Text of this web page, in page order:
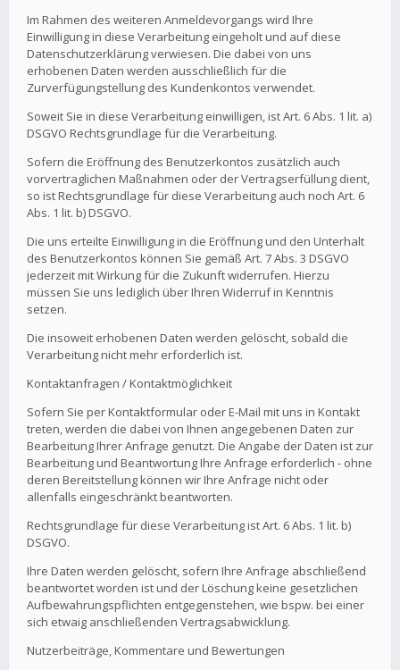
Im Rahmen des weiteren Anmeldevorgangs wird Ihre
Einwilligung in diese Verarbeitung eingeholt und auf diese
Datenschutzerklärung verwiesen. Die dabei von uns
erhobenen Daten werden ausschließlich für die
Zurverfügungstellung des Kundenkontos verwendet.
Soweit Sie in diese Verarbeitung einwilligen, ist Art. 6 Abs. 1 lit. a)
DSGVO Rechtsgrundlage für die Verarbeitung.
Sofern die Eröffnung des Benutzerkontos zusätzlich auch
vorvertraglichen Maßnahmen oder der Vertragserfüllung dient,
so ist Rechtsgrundlage für diese Verarbeitung auch noch Art. 6
Abs. 1 lit. b) DSGVO.
Die uns erteilte Einwilligung in die Eröffnung und den Unterhalt
des Benutzerkontos können Sie gemäß Art. 7 Abs. 3 DSGVO
jederzeit mit Wirkung für die Zukunft widerrufen. Hierzu
müssen Sie uns lediglich über Ihren Widerruf in Kenntnis
setzen.
Die insoweit erhobenen Daten werden gelöscht, sobald die
Verarbeitung nicht mehr erforderlich ist.
Kontaktanfragen / Kontaktmöglichkeit
Sofern Sie per Kontaktformular oder E-Mail mit uns in Kontakt
treten, werden die dabei von Ihnen angegebenen Daten zur
Bearbeitung Ihrer Anfrage genutzt. Die Angabe der Daten ist zur
Bearbeitung und Beantwortung Ihre Anfrage erforderlich - ohne
deren Bereitstellung können wir Ihre Anfrage nicht oder
allenfalls eingeschränkt beantworten.
Rechtsgrundlage für diese Verarbeitung ist Art. 6 Abs. 1 lit. b)
DSGVO.
Ihre Daten werden gelöscht, sofern Ihre Anfrage abschließend
beantwortet worden ist und der Löschung keine gesetzlichen
Aufbewahrungspflichten entgegenstehen, wie bspw. bei einer
sich etwaig anschließenden Vertragsabwicklung.
Nutzerbeiträge, Kommentare und Bewertungen